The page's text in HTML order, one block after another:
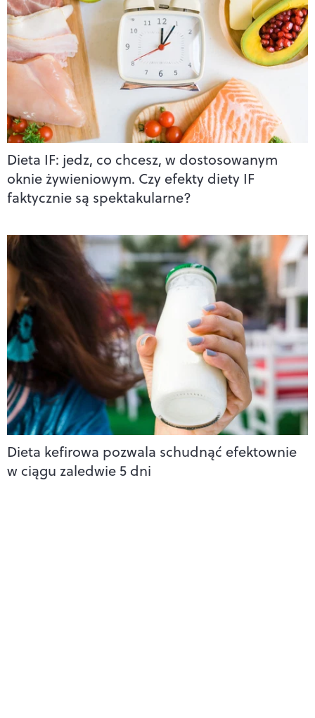
Dieta IF: jedz, co chcesz, w dostosowanym
oknie żywieniowym. Czy efekty diety IF
faktycznie są spektakularne?
Dieta kefirowa pozwala schudnąć efektownie
w ciągu zaledwie 5 dni